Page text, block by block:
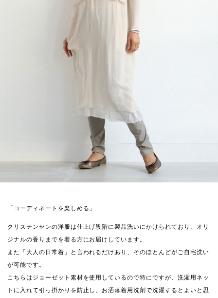
「コーディネートを楽しめる」
クリステンセンの洋服は仕上げ段階に製品洗いにかけられており、オリ
ジナルの香りまでを着る方にお届けしています。
また「大人の日常着」と言われるだけあり、そのほとんどがご自宅洗い
が可能です。
こちらはジョーゼット素材を使用しているので特にですが、洗濯用ネッ
トに入れて引っ掛かりを防止し、お洒落着用洗剤で洗濯するとよいと思